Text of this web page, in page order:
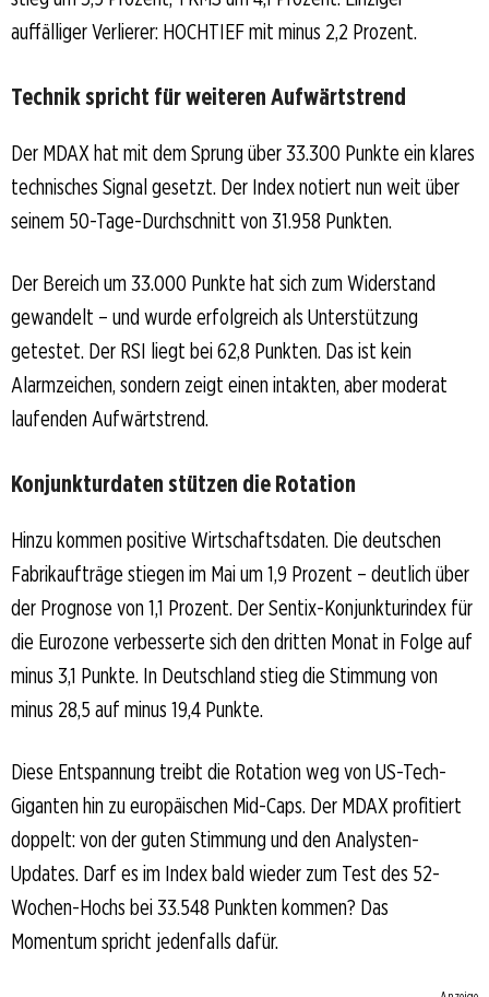
auffälliger Verlierer: HOCHTIEF mit minus 2,2 Prozent.
Technik spricht für weiteren Aufwärtstrend
Der MDAX hat mit dem Sprung über 33.300 Punkte ein klares
technisches Signal gesetzt. Der Index notiert nun weit über
seinem 50-Tage-Durchschnitt von 31.958 Punkten.
Der Bereich um 33.000 Punkte hat sich zum Widerstand
gewandelt – und wurde erfolgreich als Unterstützung
getestet. Der RSI liegt bei 62,8 Punkten. Das ist kein
Alarmzeichen, sondern zeigt einen intakten, aber moderat
laufenden Aufwärtstrend.
Konjunkturdaten stützen die Rotation
Hinzu kommen positive Wirtschaftsdaten. Die deutschen
Fabrikaufträge stiegen im Mai um 1,9 Prozent – deutlich über
der Prognose von 1,1 Prozent. Der Sentix-Konjunkturindex für
die Eurozone verbesserte sich den dritten Monat in Folge auf
minus 3,1 Punkte. In Deutschland stieg die Stimmung von
minus 28,5 auf minus 19,4 Punkte.
Diese Entspannung treibt die Rotation weg von US-Tech-
Giganten hin zu europäischen Mid-Caps. Der MDAX profitiert
doppelt: von der guten Stimmung und den Analysten-
Updates. Darf es im Index bald wieder zum Test des 52-
Wochen-Hochs bei 33.548 Punkten kommen? Das
Momentum spricht jedenfalls dafür.